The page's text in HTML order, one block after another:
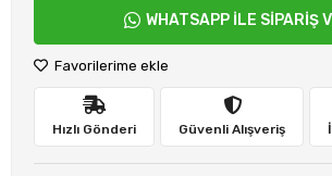
WHATSAPP İLE SİPARİŞ
Favorilerime ekle
Hızlı Gönderi Güvenli Alışveriş